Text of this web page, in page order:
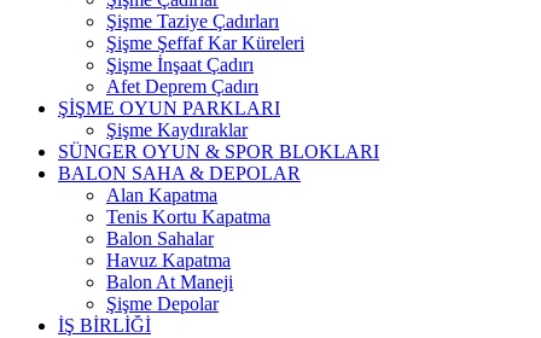
Şişme Taziye Çadırları
Şişme Şeffaf Kar Küreleri
Şişme İnşaat Çadırı
Afet Deprem Çadırı
ŞİŞME OYUN PARKLARI
Şişme Kaydıraklar
SÜNGER OYUN & SPOR BLOKLARI
BALON SAHA & DEPOLAR
Alan Kapatma
Tenis Kortu Kapatma
Balon Sahalar
Havuz Kapatma
Balon At Maneji
Şişme Depolar
İŞ BİRLİĞİ